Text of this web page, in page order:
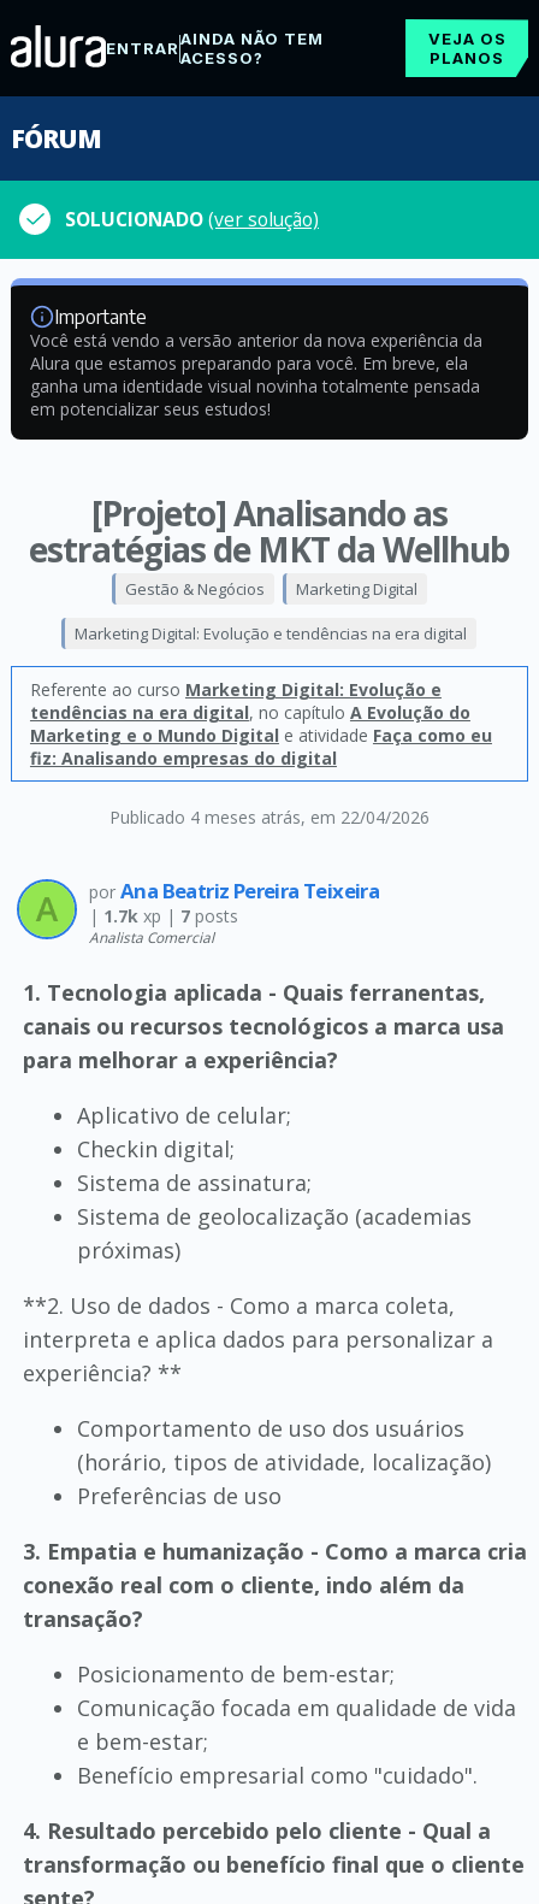
ENTRARAINDA NÃO TEM
ACESSO?
VEJA OS
PLANOS
FÓRUM
SOLUCIONADO(ver solução)
Importante
Você está vendo a versão anterior da nova experiência da
Alura que estamos preparando para você. Em breve, ela
ganha uma identidade visual novinha totalmente pensada
em potencializar seus estudos!
[Projeto] Analisando as
estratégias de MKT da Wellhub
Publicado 4 meses atrás, em 22/04/2026
Gestão & Negócios Marketing Digital
Marketing Digital: Evolução e tendências na era digital
Referente ao curso Marketing Digital: Evolução e
tendências na era digital, no capítulo A Evolução do
Marketing e o Mundo Digital e atividade Faça como eu
fiz: Analisando empresas do digital
por Ana Beatriz Pereira Teixeira
| 1.7kxp | 7posts
Analista Comercial
1. Tecnologia aplicada - Quais ferranentas,
canais ou recursos tecnológicos a marca usa
para melhorar a experiência?
Aplicativo de celular;
Checkin digital;
Sistema de assinatura;
Sistema de geolocalização (academias
próximas)
**2. Uso de dados - Como a marca coleta,
interpreta e aplica dados para personalizar a
experiência? **
Comportamento de uso dos usuários
(horário, tipos de atividade, localização)
Preferências de uso
3. Empatia e humanização - Como a marca cria
conexão real com o cliente, indo além da
transação?
Posicionamento de bem-estar;
Comunicação focada em qualidade de vida
e bem-estar;
Benefício empresarial como "cuidado".
4. Resultado percebido pelo cliente - Qual a
transformação ou benefício final que o cliente
sente?